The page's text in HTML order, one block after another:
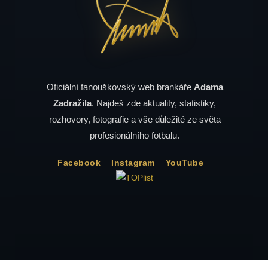
Oficiální fanouškovský web brankáře Adama
Zadražila. Najdeš zde aktuality, statistiky,
rozhovory, fotografie a vše důležité ze světa
profesionálního fotbalu.
Facebook Instagram YouTube